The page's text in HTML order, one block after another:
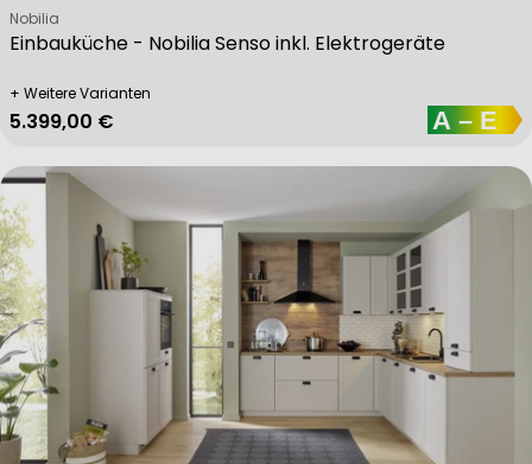
Einbauküche - Nobilia Senso inkl. Elektrogeräte
Verkäufer:
Nobilia
+ Weitere Varianten
Regulärer Preis
5.399,00 €